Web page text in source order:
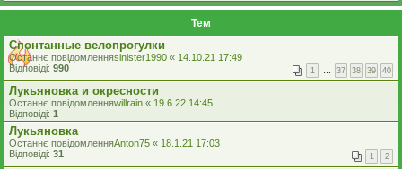
Тем
Спонтанные велопрогулки
Останнє повідомленняsinister1990 « 14.10.21 17:49
Відповіді: 990 1 … 37 38 39 40
Лукьяновка и окресности
Останнє повідомленняwillrain « 19.6.22 14:45
Відповіді: 1
Лукьяновка
Останнє повідомленняAnton75 « 18.1.21 17:03
Відповіді: 31 1 2